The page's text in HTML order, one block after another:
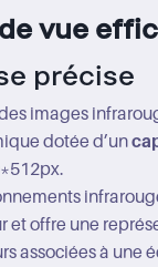
vue
précise
images
dotée d’un
et offre une
associées à une